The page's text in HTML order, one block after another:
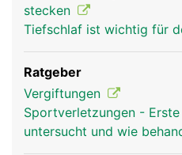
stecken
Tiefschlaf ist wichtig für
Ratgeber
Vergiftungen
Sportverletzungen -
untersucht und wie